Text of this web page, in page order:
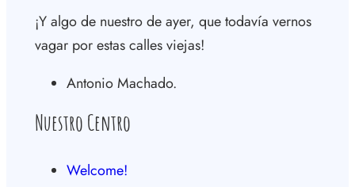
¡Y algo de nuestro de ayer, que todavía vernos
vagar por estas calles viejas!
Antonio Machado.
Nuestro Centro
Welcome!